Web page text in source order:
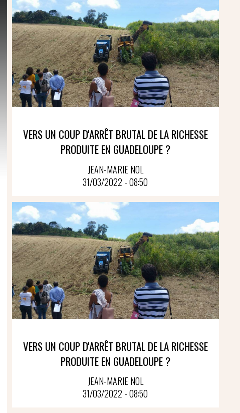
VERS UN COUP D'ARRÊT BRUTAL DE LA RICHESSE
PRODUITE EN GUADELOUPE ?
JEAN-MARIE NOL
31/03/2022 - 08:50
VERS UN COUP D'ARRÊT BRUTAL DE LA RICHESSE
PRODUITE EN GUADELOUPE ?
JEAN-MARIE NOL
31/03/2022 - 08:50